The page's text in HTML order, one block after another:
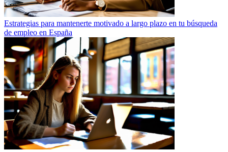
Estrategias para mantenerte motivado a largo plazo en tu búsqueda
de empleo en España